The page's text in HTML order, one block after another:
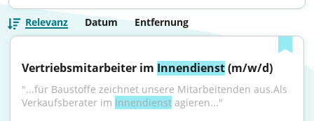
Relevanz Datum Entfernung
Vertriebsmitarbeiter im Innendienst (m/w/d)
"...für Baustoffe zeichnet unsere Mitarbeitenden aus.Als
Verkaufsberater im Innendienst agieren..."